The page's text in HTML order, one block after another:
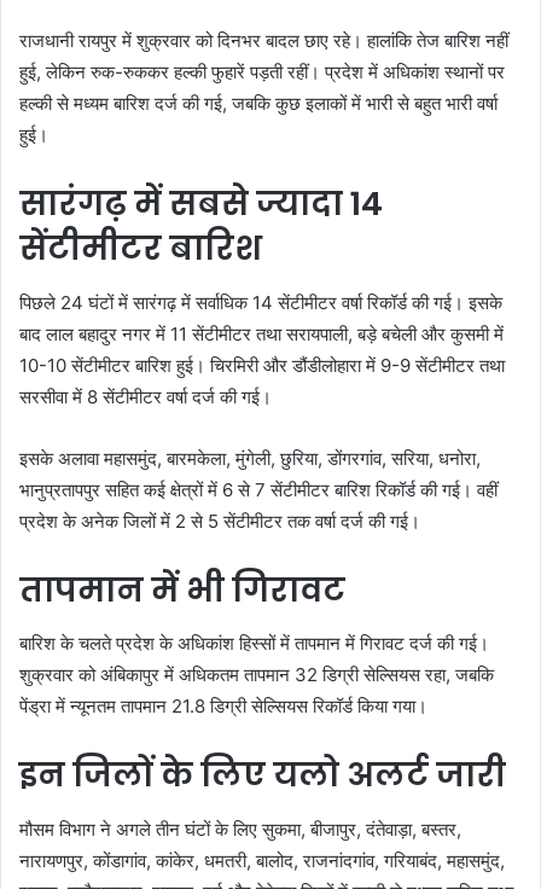
राजधानी रायपुर में शुक्रवार को दिनभर बादल छाए रहे। हालांकि तेज बारिश नहीं
हुई, लेकिन रुक-रुककर हल्की फुहारें पड़ती रहीं। प्रदेश में अधिकांश स्थानों पर
हल्की से मध्यम बारिश दर्ज की गई, जबकि कुछ इलाकों में भारी से बहुत भारी वर्षा
हुई।
सारंगढ़ में सबसे ज्यादा 14
सेंटीमीटर बारिश
पिछले 24 घंटों में सारंगढ़ में सर्वाधिक 14 सेंटीमीटर वर्षा रिकॉर्ड की गई। इसके
बाद लाल बहादुर नगर में 11 सेंटीमीटर तथा सरायपाली, बड़े बचेली और कुसमी में
10-10 सेंटीमीटर बारिश हुई। चिरमिरी और डौंडीलोहारा में 9-9 सेंटीमीटर तथा
सरसीवा में 8 सेंटीमीटर वर्षा दर्ज की गई।
इसके अलावा महासमुंद, बारमकेला, मुंगेली, छुरिया, डोंगरगांव, सरिया, धनोरा,
भानुप्रतापपुर सहित कई क्षेत्रों में 6 से 7 सेंटीमीटर बारिश रिकॉर्ड की गई। वहीं
प्रदेश के अनेक जिलों में 2 से 5 सेंटीमीटर तक वर्षा दर्ज की गई।
तापमान में भी गिरावट
बारिश के चलते प्रदेश के अधिकांश हिस्सों में तापमान में गिरावट दर्ज की गई।
शुक्रवार को अंबिकापुर में अधिकतम तापमान 32 डिग्री सेल्सियस रहा, जबकि
पेंड्रा में न्यूनतम तापमान 21.8 डिग्री सेल्सियस रिकॉर्ड किया गया।
इन जिलों के लिए यलो अलर्ट जारी
मौसम विभाग ने अगले तीन घंटों के लिए सुकमा, बीजापुर, दंतेवाड़ा, बस्तर,
नारायणपुर, कोंडागांव, कांकेर, धमतरी, बालोद, राजनांदगांव, गरियाबंद, महासमुंद,